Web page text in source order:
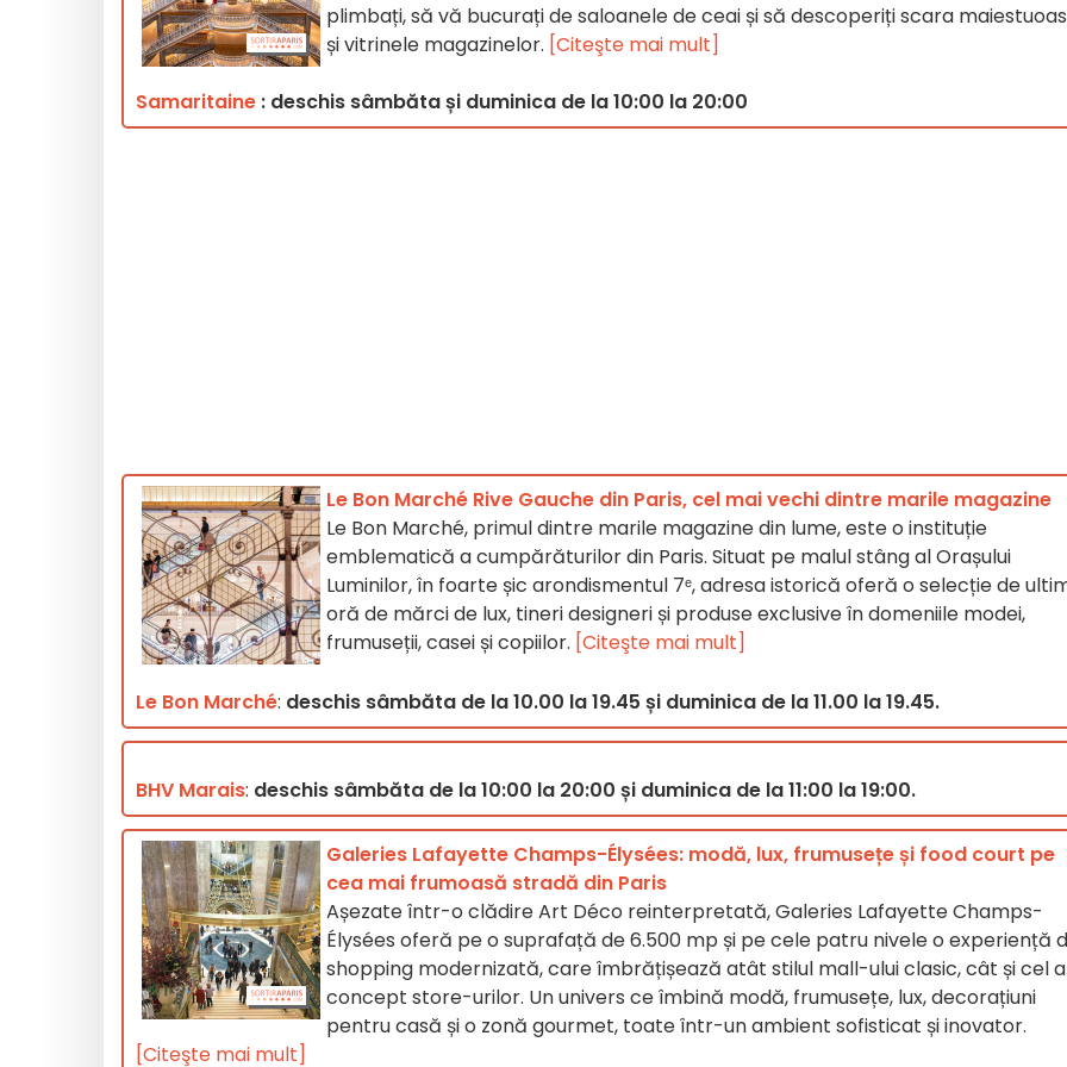
plimbați, să vă bucurați de saloanele de ceai și să descoperiți scara
și vitrinele magazinelor. [Citeşte mai mult]
Samaritaine : deschis sâmbăta și duminica de la 10:00 la 20:00
Le Bon Marché Rive Gauche din Paris, cel mai vechi dintre marile magazine
Le Bon Marché, primul dintre marile magazine din lume, este o instituție
emblematică a cumpărăturilor din Paris. Situat pe malul stâng al Orașului
Luminilor, în foarte șic arondismentul 7ᵉ, adresa istorică oferă o selecție de
oră de mărci de lux, tineri designeri și produse exclusive în domeniile modei,
frumuseții, casei și copiilor. [Citeşte mai mult]
Le Bon Marché: deschis sâmbăta de la 10.00 la 19.45 și duminica de la 11.00 la 19.45.
BHV Marais: deschis sâmbăta de la 10:00 la 20:00 și duminica de la 11:00 la 19:00.
Galeries Lafayette Champs-Élysées: modă, lux, frumusețe și food court pe
cea mai frumoasă stradă din Paris
Așezate într-o clădire Art Déco reinterpretată, Galeries Lafayette Champs-
Élysées oferă pe o suprafață de 6.500 mp și pe cele patru nivele o experiență
shopping modernizată, care îmbrățișează atât stilul mall-ului clasic, cât și cel
concept store-urilor. Un univers ce îmbină modă, frumusețe, lux, decorațiuni
pentru casă și o zonă gourmet, toate într-un ambient sofisticat și inovator.
[Citeşte mai mult]